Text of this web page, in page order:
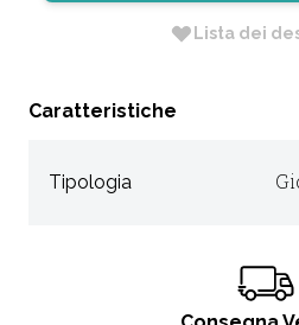
Lista dei
Caratteristiche
Tipologia